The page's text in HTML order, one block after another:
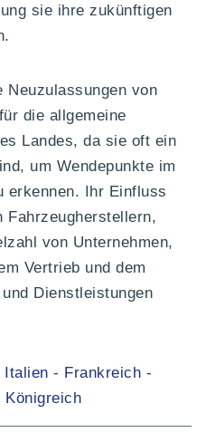
sie ihre zukünftigen
Neuzulassungen von
die allgemeine
Landes, da sie oft ein
um Wendepunkte im
Ihr Einfluss
Fahrzeugherstellern,
von Unternehmen,
Vertrieb und dem
Dienstleistungen
Italien - Frankreich -
Königreich